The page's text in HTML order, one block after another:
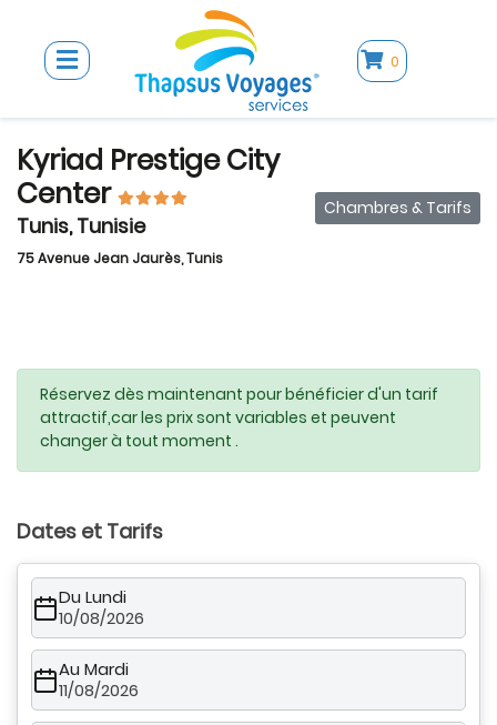
0
Kyriad Prestige City
Center
Tunis, Tunisie
75 Avenue Jean Jaurès, Tunis
Chambres & Tarifs
Réservez dès maintenant pour bénéficier d'un tarif
attractif,car les prix sont variables et peuvent
changer à tout moment .
Dates et Tarifs
Du Lundi
10/08/2026
Au Mardi
11/08/2026